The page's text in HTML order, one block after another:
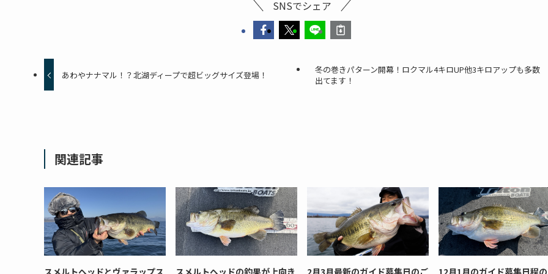
SNSでシェア
あわやナナマル！？北湖ディープで超ビッグサイズ登場！
冬の巻きパターン開幕！ロクマル4キロUP他3キロアップも多数
出てます！
関連記事